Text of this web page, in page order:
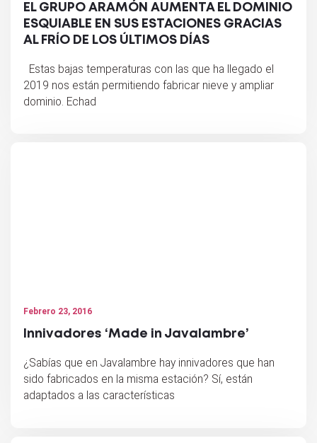
EL GRUPO ARAMÓN AUMENTA EL DOMINIO
ESQUIABLE EN SUS ESTACIONES GRACIAS
AL FRÍO DE LOS ÚLTIMOS DÍAS
Estas bajas temperaturas con las que ha llegado el
2019 nos están permitiendo fabricar nieve y ampliar
dominio. Echad
Febrero 23, 2016
Innivadores ‘Made in Javalambre’
¿Sabías que en Javalambre hay innivadores que han
sido fabricados en la misma estación? Sí, están
adaptados a las características